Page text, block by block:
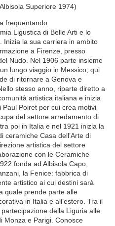
Superiore 1974)
frequentando
Ligustica di Belle Arti e lo
Inizia la sua carriera in ambito
a Firenze, presso
Nudo. Nel 1906 parte insieme
lungo viaggio in Messico; qui
di ritornare a Genova e
stesso anno, riparte diretto a
artistica italiana e inizia
Paul Poiret per cui crea motivi
del settore arredamento di
poi in Italia e nel 1921 inizia la
ceramiche Casa dell’Arte di
artistica del settore
con le Ceramiche
fonda ad Albisola Capo,
la Fenice: fabbrica di
artistico ai cui destini sarà
quale prende parte alle
in Italia e all’estero. Tra il
della Liguria alle
Monza e Parigi. Conosce